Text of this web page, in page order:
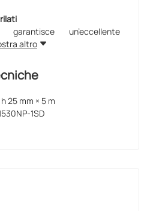
un’eccellente
una bassa frequenza di
fissare tubi, sonde e cannule
delicata (neonatologia,
il tasso di adesività cresce
indolore. Non lasciando
di sostanze (ad es.: etere)
altro
25 mm × 5 m
1SD